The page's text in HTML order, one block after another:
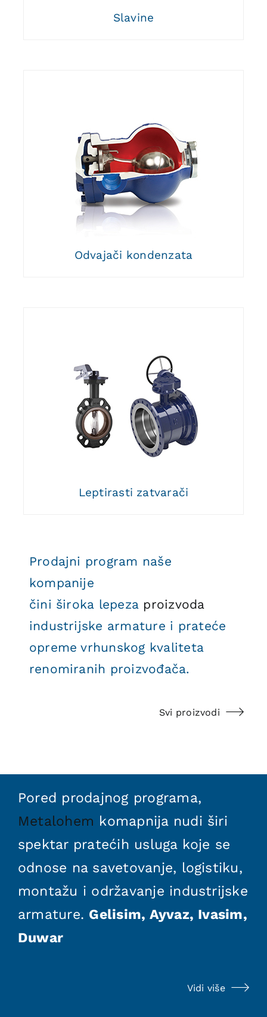
Slavine
Odvajači kondenzata
Leptirasti zatvarači
Prodajni program naše
kompanije
čini široka lepeza proizvoda
industrijske armature i prateće
opreme vrhunskog kvaliteta
renomiranih proizvođača.
Svi proizvodi
Pored prodajnog programa,
Metalohem komapnija nudi širi
spektar pratećih usluga koje se
odnose na savetovanje, logistiku,
montažu i održavanje industrijske
armature. Gelisim, Ayvaz, Ivasim,
Duwar
Vidi više